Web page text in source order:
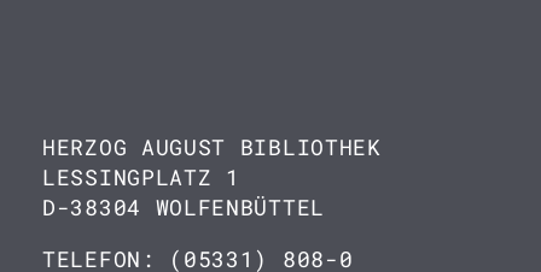
HERZOG AUGUST BIBLIOTHEK
LESSINGPLATZ 1
D-38304 WOLFENBÜTTEL
TELEFON: (05331) 808-0